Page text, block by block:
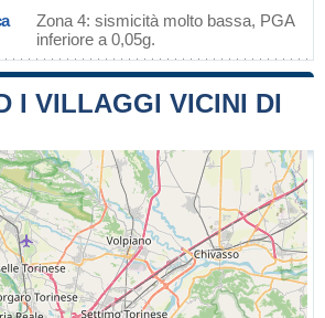
Zona 4: sismicità molto bassa, PGA
inferiore a 0,05g.
I VILLAGGI VICINI DI